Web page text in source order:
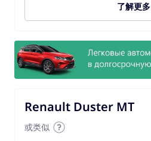
了解更多
Renault Duster MT
或类似